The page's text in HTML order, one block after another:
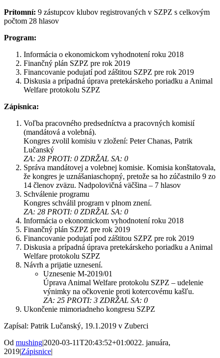
Prítomní: 9 zástupcov klubov registrovaných v SZPZ s celkovým
počtom 28 hlasov
Program:
Informácia o ekonomickom vyhodnotení roku 2018
Finančný plán SZPZ pre rok 2019
Financovanie podujatí pod záštitou SZPZ pre rok 2019
Diskusia a prípadná úprava pretekárskeho poriadku a Animal
Welfare protokolu SZPZ
Zápisnica:
Voľba pracovného predsedníctva a pracovných komisií
(mandátová a volebná).
Kongres zvolil komisiu v zložení: Peter Chanas, Patrik
Lučanský
ZA: 28 PROTI: 0 ZDRŽAL SA: 0
Správa mandátovej a volebnej komisie. Komisia konštatovala,
že kongres je uznášaniaschopný, pretože sa ho zúčastnilo 9 zo
14 členov zväzu. Nadpolovičná väčšina – 7 hlasov
Schválenie programu
Kongres schválil program v plnom znení.
ZA: 28 PROTI: 0 ZDRŽAL SA: 0
Informácia o ekonomickom vyhodnotení roku 2018
Finančný plán SZPZ pre rok 2019
Financovanie podujatí pod záštitou SZPZ pre rok 2019
Diskusia a prípadná úprava pretekárskeho poriadku a Animal
Welfare protokolu SZPZ
Návrh a prijatie uznesení.
Uznesenie M-2019/01
Úprava Animal Welfare protokolu SZPZ – udelenie
výnimky na očkovenie proti kotercovému kašľu.
ZA: 25 PROTI: 3 ZDRŽAL SA: 0
Ukončenie mimoriadneho kongresu SZPZ
Zapísal: Patrik Lučanský, 19.1.2019 v Zuberci
Od mushing|2020-03-11T20:43:52+01:0022. januára,
2019|Zápisnice|